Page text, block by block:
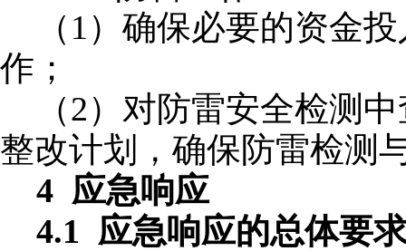
（ 1）确保必要的资金
作；
（2）对防雷安全检测
整改计划，确保防雷检测
4 应急响应
4.1 应急响应的总体要